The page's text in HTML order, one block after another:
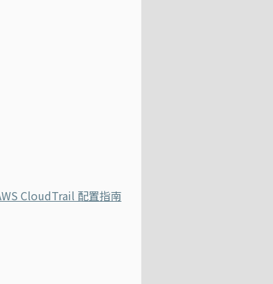
CloudTrail 配置指南